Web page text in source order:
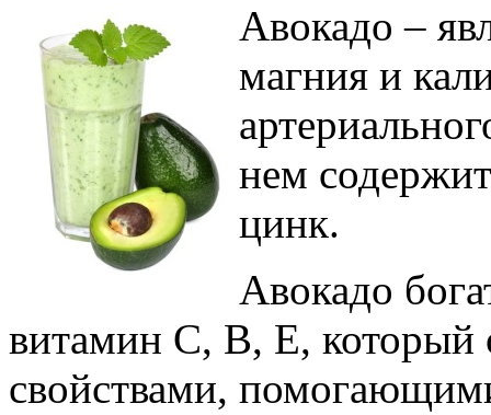
Авокадо –
магния и
нем
цинк.
Авокадо
витамин С, В, Е, который
свойствами,